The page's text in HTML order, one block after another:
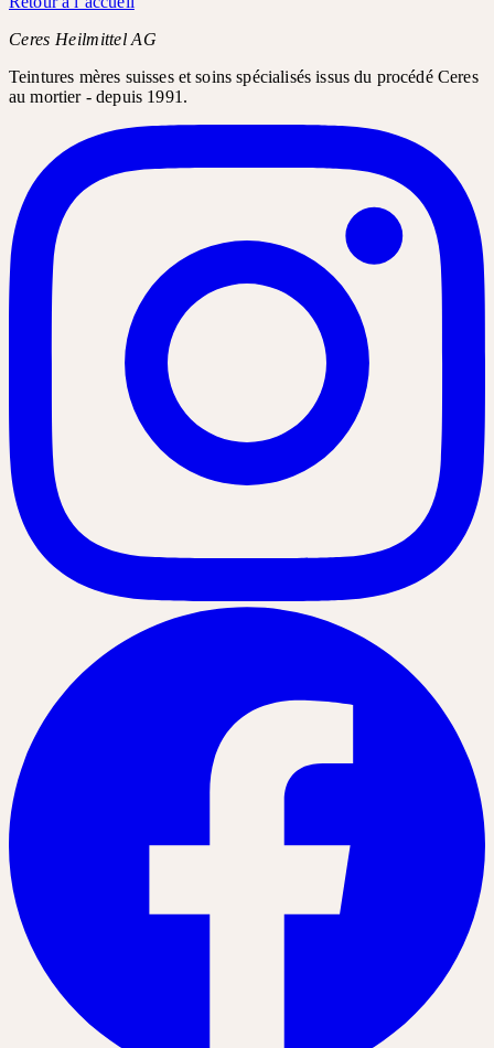
Ceres Heilmittel AG
Teintures mères suisses et soins spécialisés issus du procédé Ceres
au mortier - depuis 1991.